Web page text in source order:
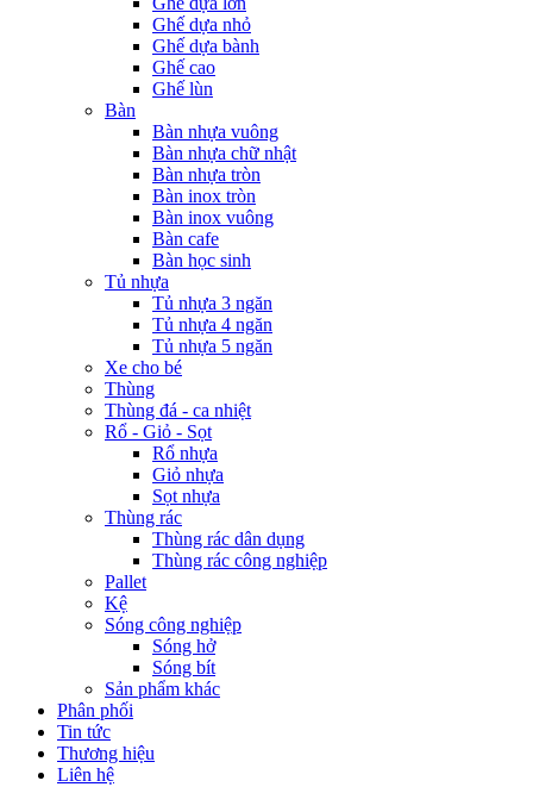
Ghế dựa nhỏ
Ghế dựa bành
Ghế cao
Ghế lùn
Bàn
Bàn nhựa vuông
Bàn nhựa chữ nhật
Bàn nhựa tròn
Bàn inox tròn
Bàn inox vuông
Bàn cafe
Bàn học sinh
Tủ nhựa
Tủ nhựa 3 ngăn
Tủ nhựa 4 ngăn
Tủ nhựa 5 ngăn
Xe cho bé
Thùng
Thùng đá - ca nhiệt
Rổ - Giỏ - Sọt
Rổ nhựa
Giỏ nhựa
Sọt nhựa
Thùng rác
Thùng rác dân dụng
Thùng rác công nghiệp
Pallet
Kệ
Sóng công nghiệp
Sóng hở
Sóng bít
Sản phẩm khác
Phân phối
Tin tức
Thương hiệu
Liên hệ